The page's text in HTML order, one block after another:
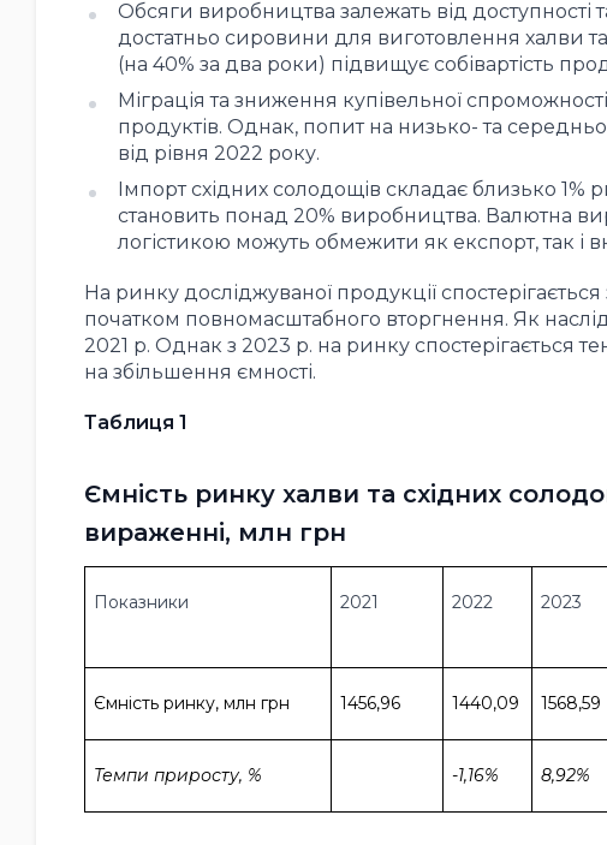
Обсяги виробництва залежать від доступності
достатньо сировини для виготовлення халви
(на 40% за два роки) підвищує собівартість
Міграція та зниження купівельної
продуктів. Однак, попит на низько- та
від рівня 2022 року.
Імпорт східних солодощів складає близько 1%
становить понад 20% виробництва. Валютна
логістикою можуть обмежити як експорт, так і
На ринку досліджуваної продукції
початком повномасштабного вторгнення. Як
2021 р. Однак з 2023 р. на ринку спостерігається
на збільшення ємності.
Таблиця 1
Ємність ринку халви та східних
вираженні, млн грн
Показники 2021 2022 2023
Ємність ринку, млн грн 1456,96 1440,09 1568,59
Темпи приросту, % -1,16% 8,92%